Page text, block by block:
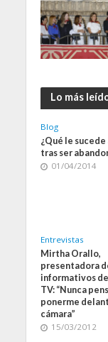
Lo más
Blog
¿Qué le sucede
tras ser
01/04/2014
Entrevistas
Mirtha Orallo,
presentadora
informativos
TV: “Nunca
ponerme
cámara”
15/03/2012